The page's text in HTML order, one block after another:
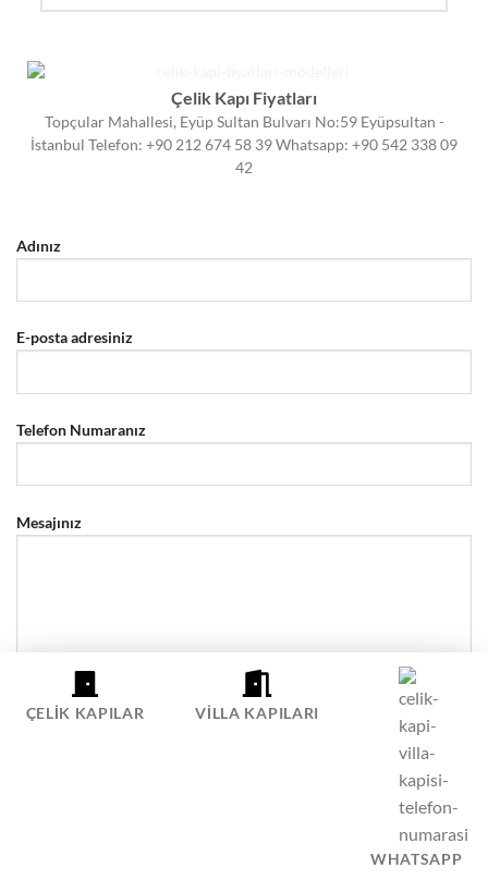
Çelik Kapı Fiyatları
Topçular Mahallesi, Eyüp Sultan Bulvarı No:59 Eyüpsultan -
İstanbul Telefon: +90 212 674 58 39 Whatsapp: +90 542 338 09
42
Adınız
E-posta adresiniz
Telefon Numaranız
Mesajınız
ÇELIK KAPILAR VILLA KAPILARI
WHATSAPP